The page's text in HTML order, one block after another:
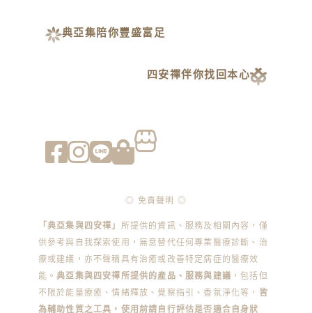
典亞集陪你豐盛富足
四安禪伴你找回本心
◎ 免責聲明 ◎
「典亞集與四安禪」 所提供的資訊、服務及相關內容，僅
供參考與自我探索使用，無意替代任何專業醫療診斷、治
療或建議，亦不聲稱具有治癒或改善特定病症的醫療效
能。典亞集與四安禪所提供的產品、服務與建議 ，包括但
不限於能量療癒、情緒釋放、覺察指引、香氛淨化等， 皆
為輔助性質之工具，使用前請自行評估是否適合自身狀